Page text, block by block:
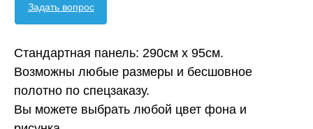
Задать вопрос
Стандартная панель: 290см х 95см.
Возможны любые размеры и бесшовное
полотно по спецзаказу.
Вы можете выбрать любой цвет фона и